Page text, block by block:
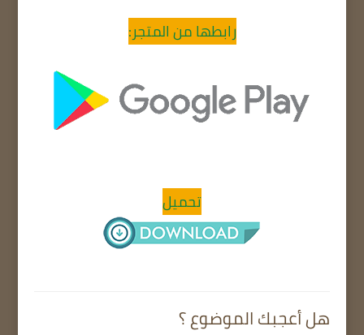
رابطها من المتجر:
تحميل
هل أعجبك الموضوع ؟